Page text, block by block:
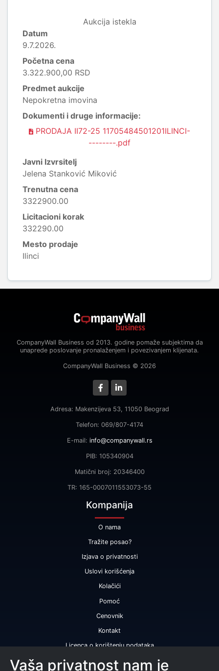
Aukcija istekla
Datum
9.7.2026.
Početna cena
3.322.900,00 RSD
Predmet aukcije
Nepokretna imovina
Dokumenti i druge informacije:
PRODAJA II72-25 11705484501201ILINCI-
--------.pdf
Javni Izvrsitelj
Jelena Stanković Miković
Trenutna cena
3322900.00
Licitacioni korak
332290.00
Mesto prodaje
Ilinci
CompanyWall Business od 2013. godine pomaže subjektima da
unaprede poslovanje pronalaženjem i povezivanjem klijenata.
CompanyWall Business © 2026
Adresa: Makenzijeva 53, 11050 Beograd
Telefon: 069/807-4174
E-mail: info@companywall.rs
PIB: 105340904
Matični broj: 20346400
TR: 165-0007011553073-55
Kompanija
O nama
Tražite posao?
Izjava o privatnosti
Uslovi korišćenja
Kolačići
Pomoć
Cenovnik
Kontakt
Licenca o korištenju podataka
Naše usluge
Vaša privatnost nam je